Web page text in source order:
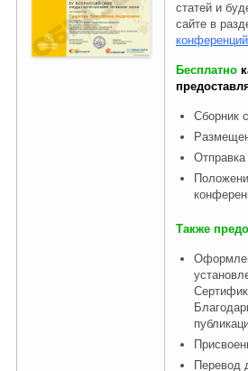
Правовая информация
статей и
сайте в
Бесплатно
Сборник
Также
Перевод